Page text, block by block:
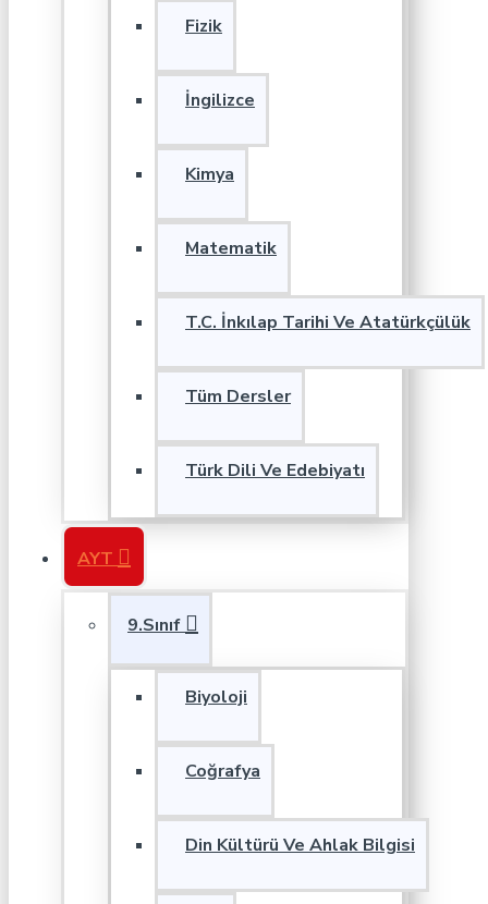
Fizik
İngilizce
Kimya
Matematik
T.C. İnkılap Tarihi Ve Atatürkçülük
Tüm Dersler
Türk Dili Ve Edebiyatı
AYT
9.Sınıf
Biyoloji
Coğrafya
Din Kültürü Ve Ahlak Bilgisi